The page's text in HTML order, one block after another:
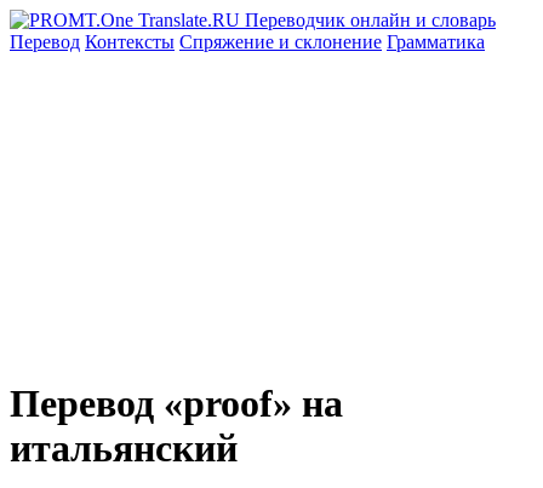
Перевод Контексты Спряжение и склонение Грамматика
Перевод «proof» на
итальянский